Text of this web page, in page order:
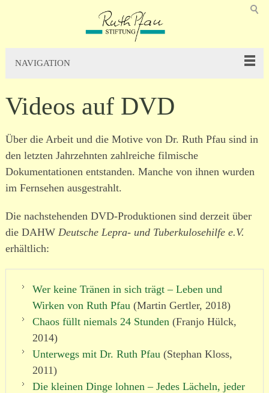
NAVIGATION
Videos auf DVD
Über die Arbeit und die Motive von Dr. Ruth Pfau sind in
den letzten Jahrzehnten zahl­reiche filmische
Dokumentationen entstanden. Manche von ihnen wurden
im Fernsehen ausge­strahlt.
Die nach­ste­henden DVD-Produktionen sind derzeit über
die DAHW Deutsche Lepra- und Tuber­ku­lo­se­hilfe e.V.
erhältlich:
Wer keine Tränen in sich trägt – Leben und
Wirken von Ruth Pfau (Martin Gertler, 2018)
Chaos füllt niemals 24 Stunden (Franjo Hülck,
2014)
Unterwegs mit Dr. Ruth Pfau (Stephan Kloss,
2011)
Die kleinen Dinge lohnen – Jedes Lächeln, jeder